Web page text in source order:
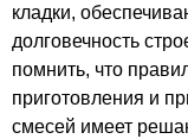
кладки,
долговечность
помнить, что
приготовления и
смесей имеет